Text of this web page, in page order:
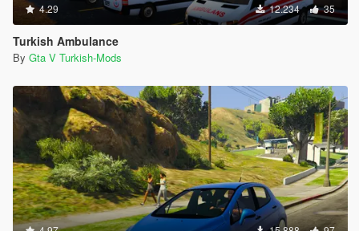
4.29 12.234 35
Turkish Ambulance
By Gta V Turkish-Mods